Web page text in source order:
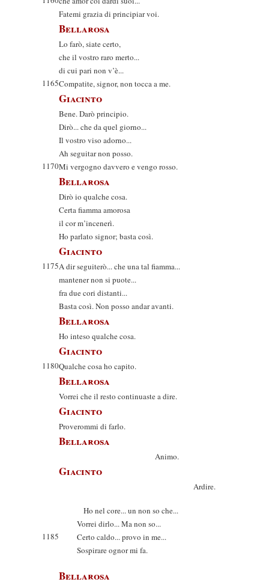
Fatemi grazia di principiar voi.
Bellarosa
Lo farò, siate certo,
che il vostro raro merto...
di cui pari non v’è...
1165Compatite, signor, non tocca a me.
Giacinto
Bene. Darò principio.
Dirò... che da quel giorno...
Il vostro viso adorno...
Ah seguitar non posso.
1170Mi vergogno davvero e vengo rosso.
Bellarosa
Dirò io qualche cosa.
Certa fiamma amorosa
il cor m’incenerì.
Ho parlato signor; basta così.
Giacinto
1175A dir seguiterò... che una tal fiamma...
mantener non si puote...
fra due cori distanti...
Basta così. Non posso andar avanti.
Bellarosa
Ho inteso qualche cosa.
Giacinto
1180Qualche cosa ho capito.
Bellarosa
Vorrei che il resto continuaste a dire.
Giacinto
Proverommi di farlo.
Bellarosa
Animo.
Giacinto
Ardire.
Ho nel core... un non so che...
Vorrei dirlo... Ma non so...
1185
Certo caldo... provo in me...
Sospirare ognor mi fa.
Bellarosa